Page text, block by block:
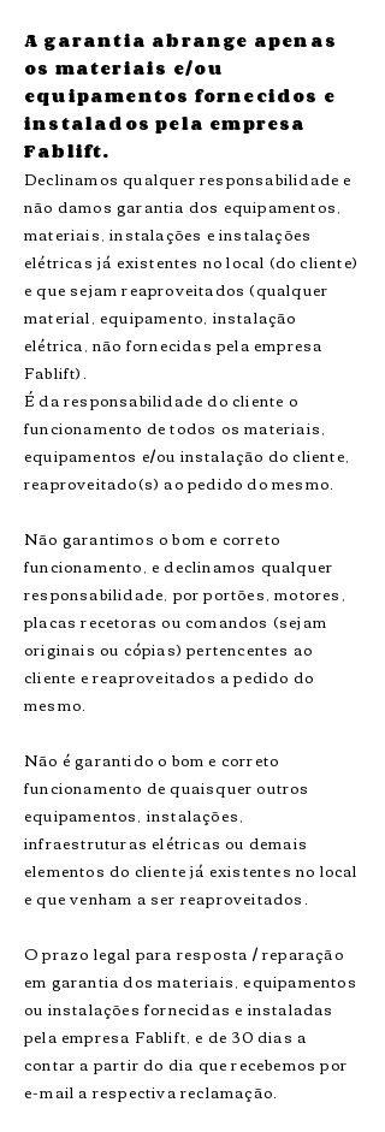
​A garantia abrange apenas
os materiais e/ou
equipamentos fornecidos e
instalados pela empresa
Fablift.
Declinamos qualquer responsabilidade e
não damos garantia dos equipamentos,
materiais, instalações e instalações
elétricas já existentes no local (do cliente)
e que sejam reaproveitados​ (qualquer
material, equipamento, instalação
elétrica, não fornecidas pela empresa
Fablift).
É da responsabilidade do cliente o
funcionamento de todos os materiais,
equipamentos e/ou instalação do cliente,
reaproveitado(s) ao pedido do mesmo.
​Não garantimos o bom e correto
funcionamento, e declinamos qualquer
responsabilidade, por portões, motores,
placas recetoras ou comandos (sejam
originais ou cópias) pertencentes ao
cliente e reaproveitados a pedido do
mesmo.
Não é garantido o bom e correto
funcionamento de quaisquer outros
equipamentos, instalações,
infraestruturas elétricas ou demais
elementos do cliente já existentes no local
e que venham a ser reaproveitados.
O prazo legal para resposta / reparação
em garantia dos materiais, equipamentos
ou instalações fornecidas e instaladas
pela empresa Fablift, e de 30 dias a
contar a partir do dia que recebemos por
e-mail a respectiva reclamação.